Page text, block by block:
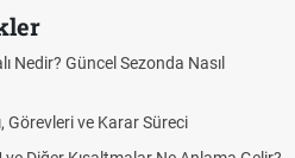
Güncel Sezonda Nasıl
ve Karar Süreci